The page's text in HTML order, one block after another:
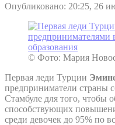
Опубликовано: 20:25, 26
© Фото: Мария
Первая леди Турции
предприниматели страны
Стамбуле для того, чтобы
способствующих
среди девочек до 95% по